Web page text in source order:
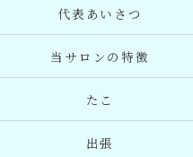
代表あいさつ
当サロンの特徴
たこ
出張